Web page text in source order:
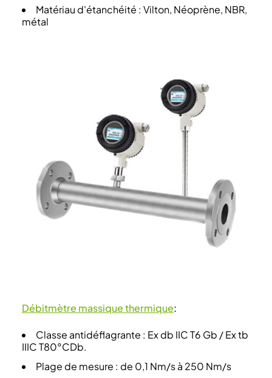
Matériau d'étanchéité : Vilton, Néoprène, NBR,
métal
Débitmètre massique thermique:
Classe antidéflagrante : Ex db IIC T6 Gb / Ex tb
IIIC T80°CDb.
Plage de mesure : de 0,1 Nm/s à 250 Nm/s